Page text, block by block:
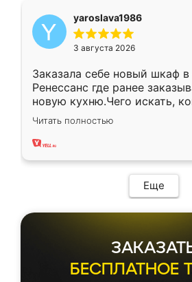
yaroslava1986
3 августа 2026
Заказала себе новый шкаф в
Ренессанс где ранее
новую кухню.Чего искать,
вполне довольна. Служит
два года, нареканий нет.
Читать полностью
Еще
БЕСПЛАТНОЕ